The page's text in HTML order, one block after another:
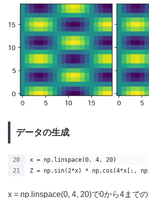
データの生成
x = np.linspace(0, 4, 20)
Z = np.sin(2*x) * np.cos(4*x[:,
x = np.linspace(0, 4, 20)で0から4まで